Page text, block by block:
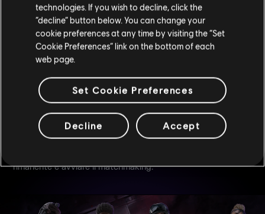
COMFORT DEL GIOCATORE
VISUALE LIBERA NEL REPLAY PARTITA
Il Replay partita ora consente ai giocatori di utilizzare una
visuale libera per guardare i filmati registrati da qualsiasi
angolazione, per rivedere le strategie e creare contenuti.
AGGIORNAMENTO SQUADRA
Durante il debriefing, i membri della squadra possono far
rimanente e avviare il matchmaking.
technologies. If you wish to decline, click the
“decline” button below. You can change your
cookie preferences at any time by visiting the “Set
Cookie Preferences” link on the bottom of each
web page.
Set Cookie Preferences
Decline Accept